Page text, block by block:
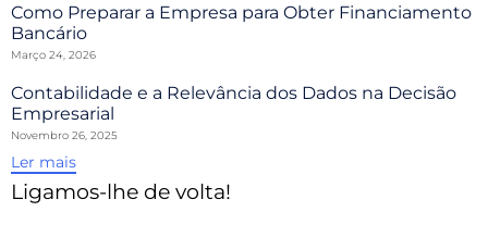
Como Preparar a Empresa para Obter Financiamento
Bancário
Março 24, 2026
Contabilidade e a Relevância dos Dados na Decisão
Empresarial
Novembro 26, 2025
Ler mais
Ligamos-lhe de volta!